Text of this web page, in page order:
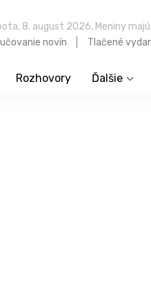
8. august 2026, Meniny majú
novín
Tlačené
Rozhovory Ďalšie